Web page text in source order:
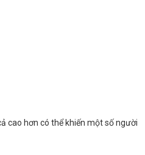
cao hơn có thể khiến một số người